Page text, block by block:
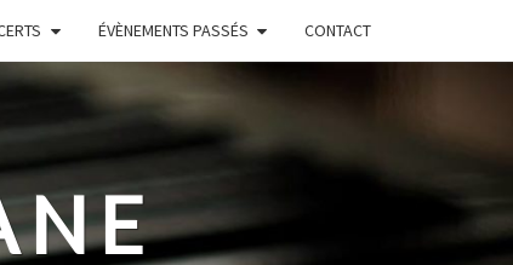
ÉVÈNEMENTS PASSÉS CONTACT